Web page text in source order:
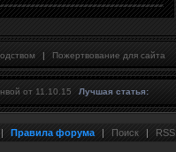
| Пожертвование для сайта
от 11.10.15 Лучшая статья:
| Правила форума | Поиск | RSS